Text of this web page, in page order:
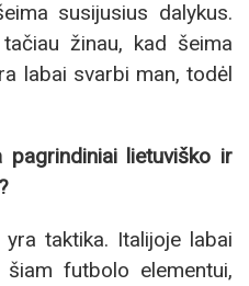
susijusius dalykus.
žinau, kad šeima
labai svarbi man, todėl
lietuviško ir
taktika. Italijoje labai
futbolo elementui,